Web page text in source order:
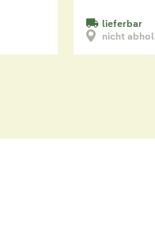
lieferbar
nicht